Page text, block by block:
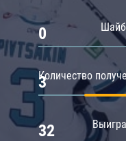
0
Количество
3
32